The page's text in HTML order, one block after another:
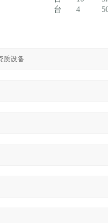
台 4